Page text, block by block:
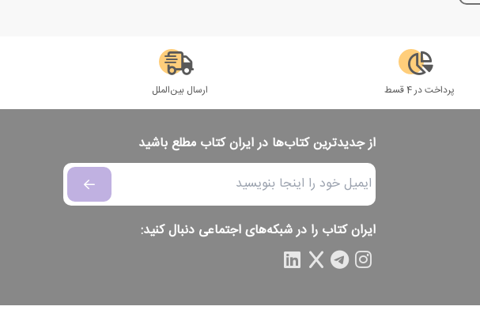
پرداخت در 4 قسط ارسال بین‌الملل
از جدیدترین کتاب‌ها در ایران کتاب مطلع باشید
ایران کتاب را در شبکه‌های اجتماعی دنبال کنید: